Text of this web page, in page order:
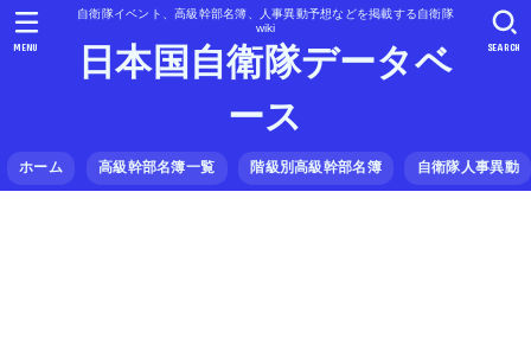
自衛隊イベント、高級幹部名簿、人事異動予想などを掲載する自衛隊
wiki
日本国自衛隊データベ
ース
ホーム 高級幹部名簿一覧 階級別高級幹部名簿 自衛隊人事異動
SEARCH
MENU